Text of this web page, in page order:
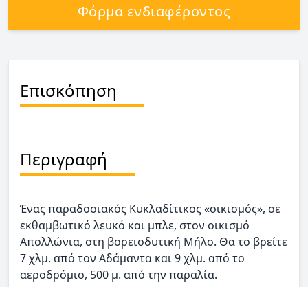
Φόρμα ενδιαφέροντος
Επισκόπηση
Περιγραφή
Ένας παραδοσιακός Κυκλαδίτικος «οικισμός», σε
εκθαμβωτικό λευκό και μπλε, στον οικισμό
Απολλώνια, στη βορειοδυτική Μήλο. Θα το βρείτε
7 χλμ. από τον Αδάμαντα και 9 χλμ. από το
αεροδρόμιο, 500 μ. από την παραλία.